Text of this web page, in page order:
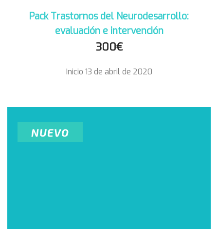
Pack Trastornos del Neurodesarrollo:
evaluación e intervención
300€
Inicio 13 de abril de 2020
NUEVO